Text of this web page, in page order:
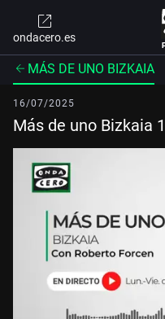
ondacero.es
MÁS DE UNO BIZKAIA
16/07/2025
Más de uno Bizkaia